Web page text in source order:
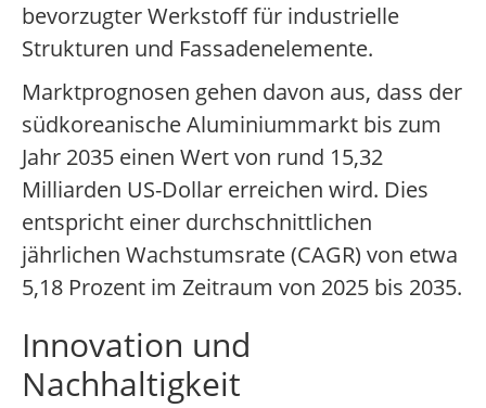
bevorzugter Werkstoff für industrielle
Strukturen und Fassadenelemente.
Marktprognosen gehen davon aus, dass der
südkoreanische Aluminiummarkt bis zum
Jahr 2035 einen Wert von rund 15,32
Milliarden US-Dollar erreichen wird. Dies
entspricht einer durchschnittlichen
jährlichen Wachstumsrate (CAGR) von etwa
5,18 Prozent im Zeitraum von 2025 bis 2035.
Innovation und
Nachhaltigkeit